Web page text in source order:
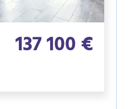
137 100 €